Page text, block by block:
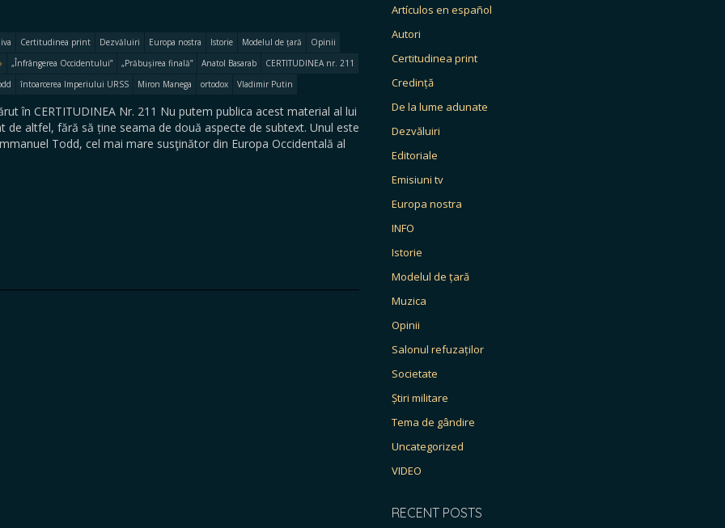
Certitudinea print Dezvăluiri Europa nostra Istorie Modelul de țară
Opinii
„Înfrângerea Occidentului”
„Prăbușirea finală” Anatol Basarab
CERTITUDINEA nr. 211
întoarcerea Imperiului URSS Miron Manega ortodox Vladimir Putin
în CERTITUDINEA Nr. 211 Nu putem publica acest material al lui
de altfel, fără să ține seama de două aspecte de subtext. Unul este
Todd, cel mai mare susţinător din Europa Occidentală al
Artículos en español
Autori
Certitudinea print
Credință
De la lume adunate
Dezvăluiri
Editoriale
Emisiuni tv
Europa nostra
INFO
Istorie
Modelul de țară
Muzica
Opinii
Salonul refuzaților
Societate
Știri militare
Tema de gândire
Uncategorized
VIDEO
RECENT POSTS